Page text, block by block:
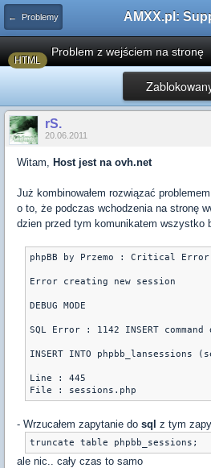
← Problemy
HTML
Problem z wejściem na stronę
rS.
20.06.2011
Witam, Host jest na ovh.net
Już kombinowałem rozwiązać
o to, że podczas wchodzenia na stronę
dzien przed tym komunikatem wszystko
phpBB by Przemo : Critical Error
Error creating new session
DEBUG MODE
SQL Error : 1142 INSERT
INSERT INTO
Line : 445
File : sessions.php
- Wrzucałem zapytanie do sql z tym
truncate table phpbb_sessions;
ale nic.. cały czas to samo